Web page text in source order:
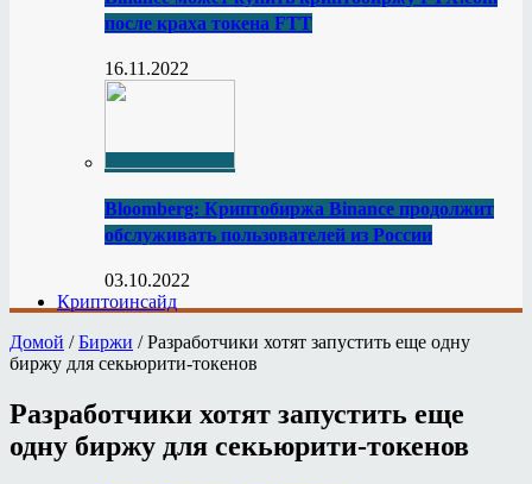
после краха токена FTT
16.11.2022
Bloomberg: Криптобиржа Binance продолжит
обслуживать пользователей из России
03.10.2022
Криптоинсайд
Домой / Биржи / Разработчики хотят запустить еще одну
биржу для секьюрити-токенов
Разработчики хотят запустить еще
одну биржу для секьюрити-токенов